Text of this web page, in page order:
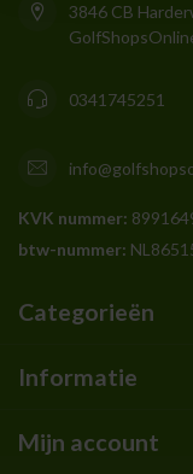
3846 CB
0341745251
KVK nummer:
btw-nummer:
Categorieën
Informatie
Mijn account